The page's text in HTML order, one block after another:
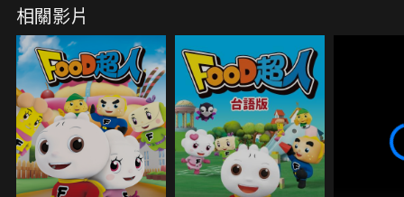
相關影片